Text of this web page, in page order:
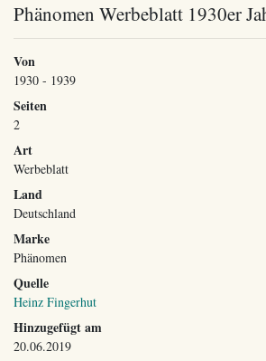
Phänomen Werbeblatt 1930er
Von
1930 - 1939
Seiten
2
Art
Werbeblatt
Land
Deutschland
Marke
Phänomen
Quelle
Heinz Fingerhut
Hinzugefügt am
20.06.2019